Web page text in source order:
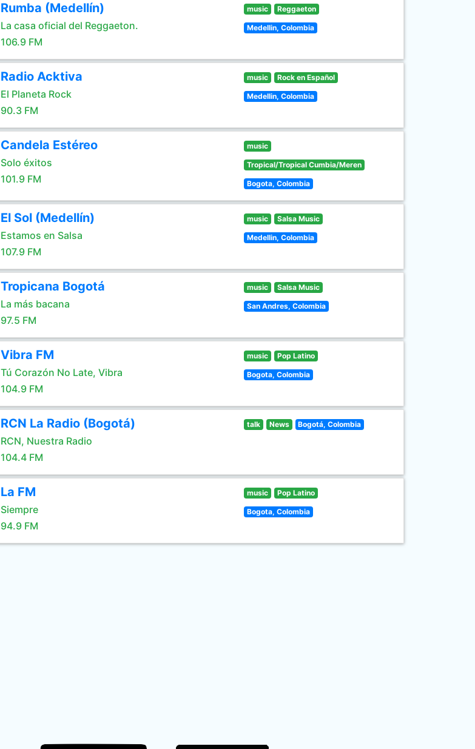
Rumba (Medellín)
La casa oficial del Reggaeton.
106.9 FM
music Reggaeton
Medellin, Colombia
Radio Acktiva
El Planeta Rock
90.3 FM
music Rock en Español
Medellin, Colombia
Candela Estéreo
Solo éxitos
101.9 FM
music
Tropical/Tropical Cumbia/Meren
Bogota, Colombia
El Sol (Medellín)
Estamos en Salsa
107.9 FM
music Salsa Music
Medellin, Colombia
Tropicana Bogotá
La más bacana
97.5 FM
music Salsa Music
San Andres, Colombia
Vibra FM
Tú Corazón No Late, Vibra
104.9 FM
music Pop Latino
Bogota, Colombia
RCN La Radio (Bogotá)
RCN, Nuestra Radio
104.4 FM
talk News Bogotá, Colombia
La FM
Siempre
94.9 FM
music Pop Latino
Bogota, Colombia